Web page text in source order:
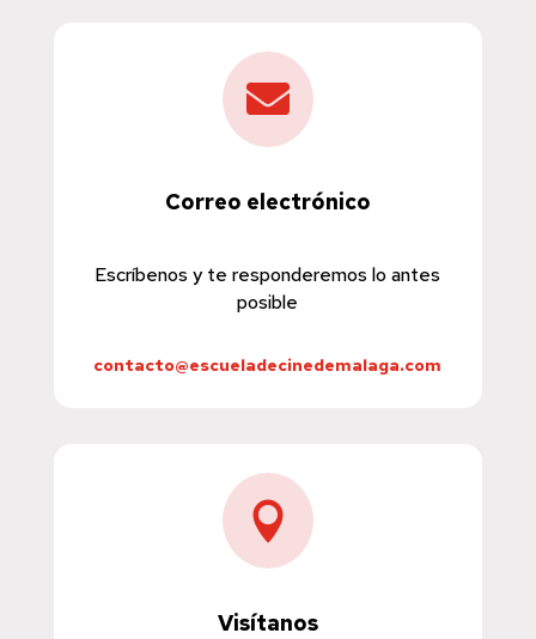

Correo electrónico
Escríbenos y te responderemos lo antes
posible
contacto@escueladecinedemalaga.com

Visítanos